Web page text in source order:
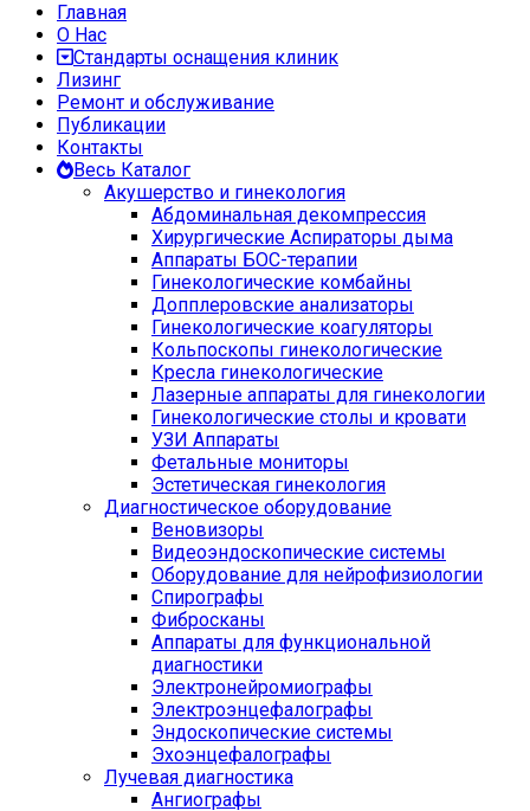
Главная
О Нас
Стандарты оснащения клиник
Лизинг
Ремонт и обслуживание
Публикации
Контакты
Весь Каталог
Акушерство и гинекология
Абдоминальная декомпрессия
Хирургические Аспираторы дыма
Аппараты БОС-терапии
Гинекологические комбайны
Допплеровские анализаторы
Гинекологические коагуляторы
Кольпоскопы гинекологические
Кресла гинекологические
Лазерные аппараты для гинекологии
Гинекологические столы и кровати
УЗИ Аппараты
Фетальные мониторы
Эстетическая гинекология
Диагностическое оборудование
Веновизоры
Видеоэндоскопические системы
Оборудование для нейрофизиологии
Спирографы
Фибросканы
Аппараты для функциональной
диагностики
Электронейромиографы
Электроэнцефалографы
Эндоскопические системы
Эхоэнцефалографы
Лучевая диагностика
Ангиографы